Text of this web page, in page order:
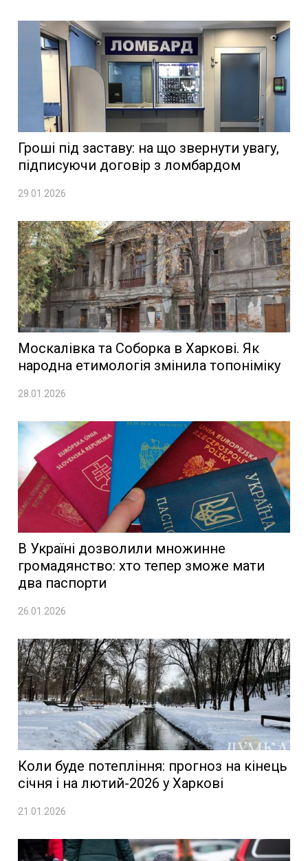
Гроші під заставу: на що звернути увагу,
підписуючи договір з ломбардом
29.01.2026
Москалівка та Соборка в Харкові. Як
народна етимологія змінила топоніміку
28.01.2026
В Україні дозволили множинне
громадянство: хто тепер зможе мати
два паспорти
26.01.2026
Коли буде потепління: прогноз на кінець
січня і на лютий-2026 у Харкові
21.01.2026